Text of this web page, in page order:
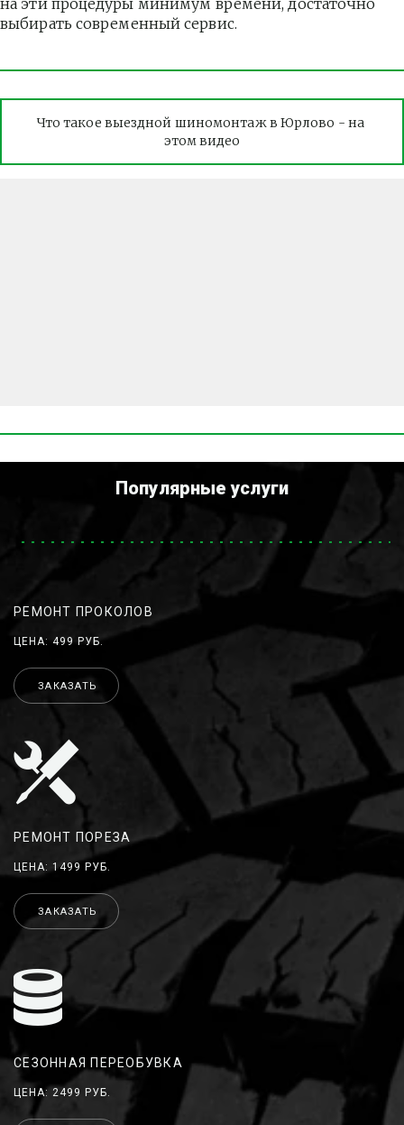
на эти процедуры минимум времени, достаточно
выбирать современный сервис.
Что такое выездной шиномонтаж в Юрлово - на
этом видео
Популярные услуги
РЕМОНТ ПРОКОЛОВ
ЦЕНА: 499 РУБ.
ЗАКАЗАТЬ
РЕМОНТ ПОРЕЗА
ЦЕНА: 1499 РУБ.
ЗАКАЗАТЬ
СЕЗОННАЯ ПЕРЕОБУВКА
ЦЕНА: 2499 РУБ.